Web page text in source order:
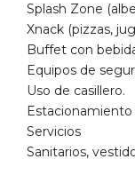
Splash Zone
Xnack (pizzas,
Buffet con
Equipos de
Uso de casillero.
Servicios
Sanitarios,